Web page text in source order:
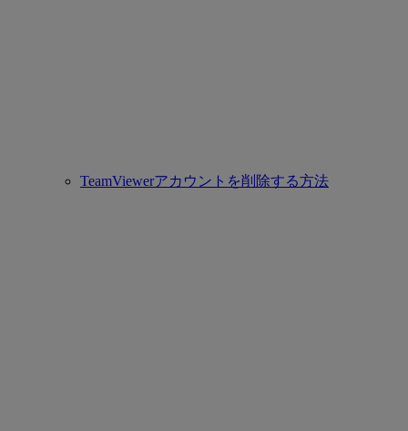
TeamViewerアカウントを削除する方法